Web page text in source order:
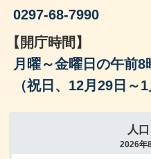
0297-68-7990
【開庁時間】
月曜～金曜日の午前
（祝日、12月29日～